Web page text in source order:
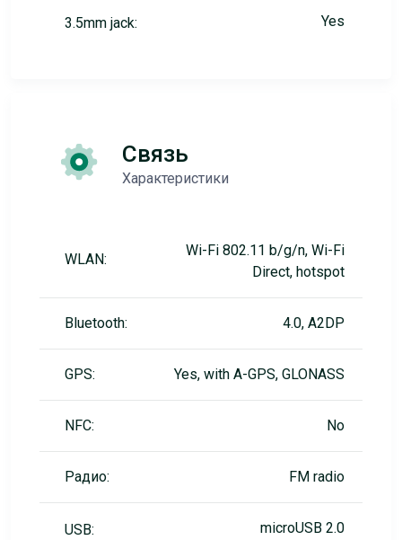
3.5mm jack: Yes
Связь
Характеристики
WLAN:
Wi-Fi 802.11 b/g/n, Wi-Fi
Direct, hotspot
Bluetooth: 4.0, A2DP
GPS: Yes, with A-GPS, GLONASS
NFC: No
Радио: FM radio
USB: microUSB 2.0